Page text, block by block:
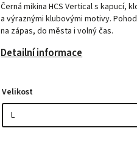
Černá mikina HCS Vertical s kapucí,
a výraznými klubovými motivy.
na zápas, do města i volný čas.
Detailní informace
Velikost